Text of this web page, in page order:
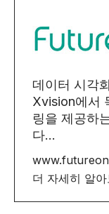
데이터 시각
Xvision에서
링을 제공하
다...
더 자세히 알아